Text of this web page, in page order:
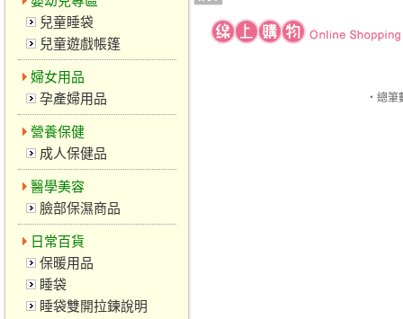
兒童睡袋
兒童遊戲帳篷
婦女用品
孕產婦用品
營養保健
成人保健品
醫學美容
臉部保濕商品
日常百貨
保暖用品
睡袋
睡袋雙開拉鍊說明
‧總筆